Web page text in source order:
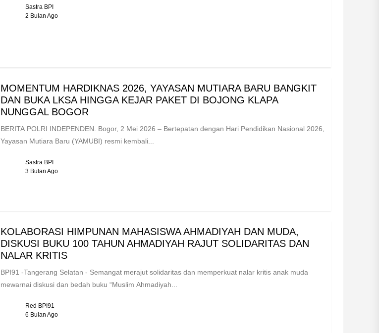
Sastra BPI
2 Bulan Ago
MOMENTUM HARDIKNAS 2026, YAYASAN MUTIARA BARU BANGKIT
DAN BUKA LKSA HINGGA KEJAR PAKET DI BOJONG KLAPA
NUNGGAL BOGOR
BERITA POLRI INDEPENDEN. Bogor, 2 Mei 2026 – Bertepatan dengan Hari Pendidikan Nasional 2026,
Yayasan Mutiara Baru (YAMUBI) resmi kembali...
Sastra BPI
3 Bulan Ago
KOLABORASI HIMPUNAN MAHASISWA AHMADIYAH DAN MUDA,
DISKUSI BUKU 100 TAHUN AHMADIYAH RAJUT SOLIDARITAS DAN
NALAR KRITIS
BPI91 -Tangerang Selatan - Semangat merajut solidaritas dan memperkuat nalar kritis anak muda
mewarnai diskusi dan bedah buku “Muslim Ahmadiyah...
Red BPI91
6 Bulan Ago